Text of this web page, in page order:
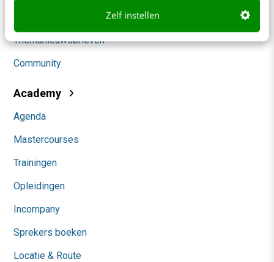
Zelf instellen
Themanieuwsbrieven
Community
Academy
Agenda
Mastercourses
Trainingen
Opleidingen
Incompany
Sprekers boeken
Locatie & Route